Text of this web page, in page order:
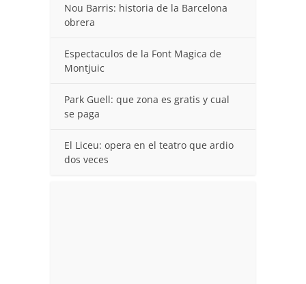
Nou Barris: historia de la Barcelona
obrera
Espectaculos de la Font Magica de
Montjuic
Park Guell: que zona es gratis y cual
se paga
El Liceu: opera en el teatro que ardio
dos veces